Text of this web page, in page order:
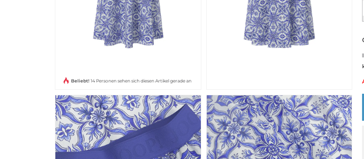
Beliebt! 14 Personen sehen sich diesen Artikel gerade an